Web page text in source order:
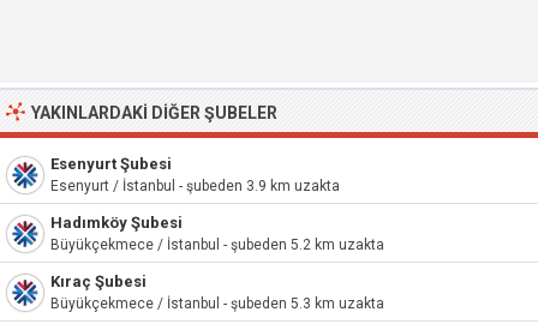
YAKINLARDAKI DIĞER ŞUBELER
Esenyurt Şubesi
Esenyurt / İstanbul - şubeden 3.9 km uzakta
Hadımköy Şubesi
Büyükçekmece / İstanbul - şubeden 5.2 km uzakta
Kıraç Şubesi
Büyükçekmece / İstanbul - şubeden 5.3 km uzakta